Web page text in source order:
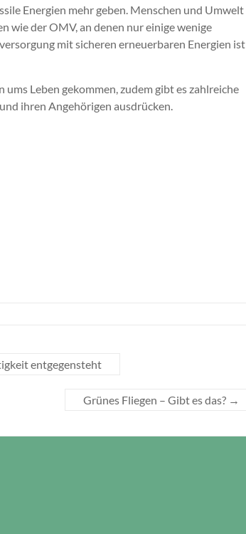
Energien mehr geben. Menschen und Umwelt
wie der OMV, an denen nur einige wenige
mit sicheren erneuerbaren Energien ist
Leben gekommen, zudem gibt es zahlreiche
ihren Angehörigen ausdrücken.
entgegensteht
Grünes Fliegen – Gibt es das? →